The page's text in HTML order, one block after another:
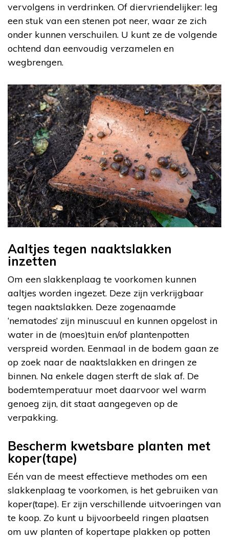
vervolgens in verdrinken. Of diervriendelijker: leg
een stuk van een stenen pot neer, waar ze zich
onder kunnen verschuilen. U kunt ze de volgende
ochtend dan eenvoudig verzamelen en
wegbrengen.
Aaltjes tegen naaktslakken
inzetten
Om een slakkenplaag te voorkomen kunnen
aaltjes worden ingezet. Deze zijn verkrijgbaar
tegen naaktslakken. Deze zogenaamde
‘nematodes’ zijn minuscuul en kunnen opgelost in
water in de (moes)tuin en/of plantenpotten
verspreid worden. Eenmaal in de bodem gaan ze
op zoek naar de naaktslakken en dringen ze
binnen. Na enkele dagen sterft de slak af. De
bodemtemperatuur moet daarvoor wel warm
genoeg zijn, dit staat aangegeven op de
verpakking.
Bescherm kwetsbare planten met
koper(tape)
Eén van de meest effectieve methodes om een
slakkenplaag te voorkomen, is het gebruiken van
koper(tape). Er zijn verschillende uitvoeringen van
te koop. Zo kunt u bijvoorbeeld ringen plaatsen
om uw planten of kopertape plakken op potten